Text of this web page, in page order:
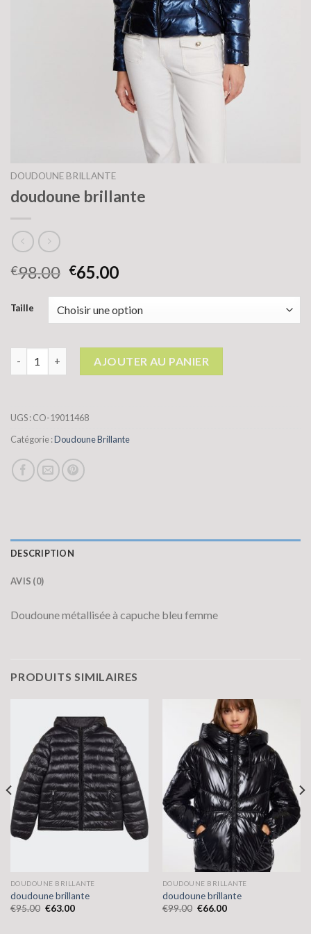
DOUDOUNE BRILLANTE
doudoune brillante
€98.00 €65.00
Taille
AJOUTER AU PANIER
UGS :CO-19011468
Catégorie :Doudoune Brillante
DESCRIPTION
AVIS (0)
Doudoune métallisée à capuche bleu femme
PRODUITS SIMILAIRES
DOUDOUNE BRILLANTE
doudoune brillante
€95.00 €63.00
DOUDOUNE BRILLANTE
doudoune brillante
€99.00 €66.00